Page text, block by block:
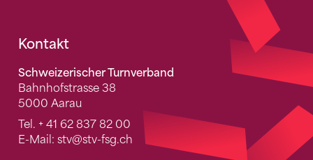
Fusszeile
Kontakt
Schweizerischer Turnverband
Bahnhofstrasse 38
5000 Aarau
Tel. + 41 62 837 82 00
E-Mail: stv@stv-fsg.ch